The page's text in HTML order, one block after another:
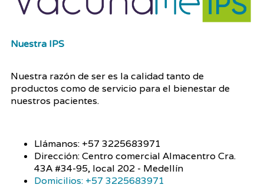
Nuestra IPS
Nuestra razón de ser es la calidad tanto de
productos como de servicio para el bienestar de
nuestros pacientes.
Llámanos: +57 3225683971
Dirección: Centro comercial Almacentro Cra.
43A #34-95, local 202 - Medellín
Domicilios: +57 3225683971